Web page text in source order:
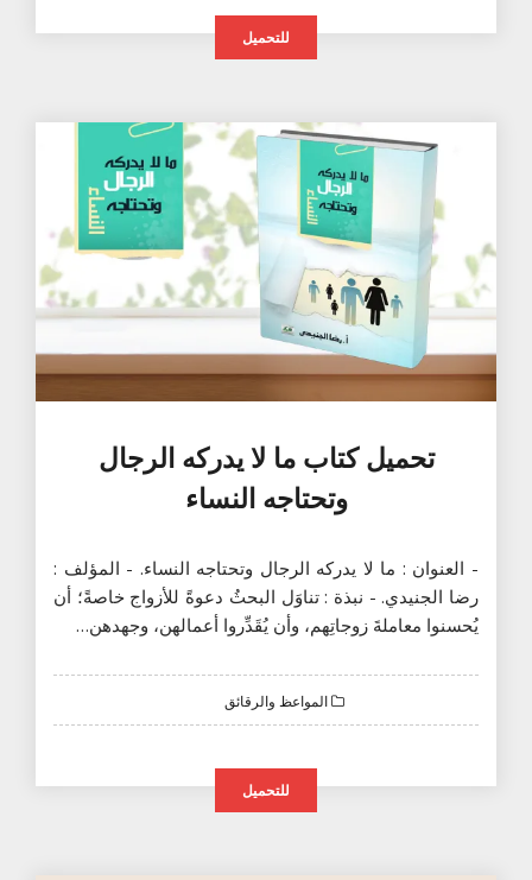
للتحميل
تحميل كتاب ما لا يدركه الرجال
وتحتاجه النساء
- العنوان : ما لا يدركه الرجال وتحتاجه النساء. - المؤلف :
رضا الجنيدي. - نبذة : تناوَل البحثُ دعوةً للأزواج خاصةً؛ أن
يُحسنوا معاملةَ زوجاتِهم، وأن يُقَدِّروا أعمالهن، وجهدهن…
المواعظ والرقائق
للتحميل